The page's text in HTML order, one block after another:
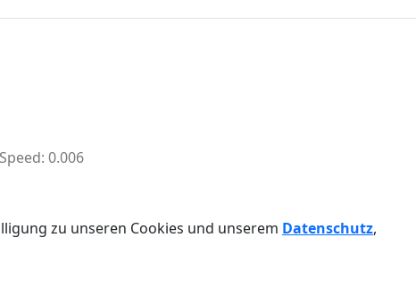
0.006
zu unseren Cookies und unserem Datenschutz,